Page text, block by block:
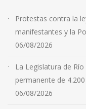
Protestas contra la
manifestantes y la
06/08/2026
La Legislatura de
permanente de
06/08/2026